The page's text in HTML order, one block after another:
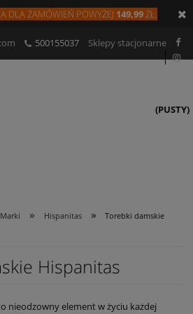
DLAZAMÓWIEŃ POWYŻEJ 149,99ZŁ.
500155037 Sklepy stacjonarne
(PUSTY)
Marki » Hispanitas »
Torebki damskie
Hispanitas
nieodzowny element w życiu każdej